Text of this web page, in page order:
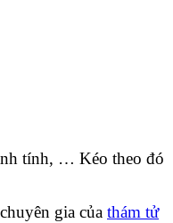
tính, … Kéo theo đó
gia của thám tử